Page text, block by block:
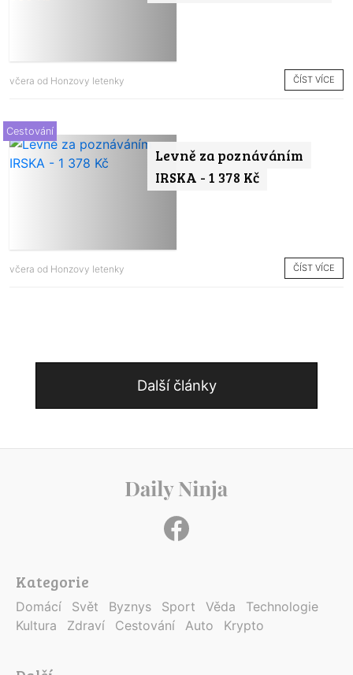
včera od Honzovy letenky ČÍST VÍCE
Levně za poznáváním
IRSKA - 1 378 Kč
Cestování
včera od Honzovy letenky ČÍST VÍCE
Další články
Kategorie
Domácí Svět Byznys Sport Věda
Technologie
Kultura
Zdraví Cestování Auto Krypto